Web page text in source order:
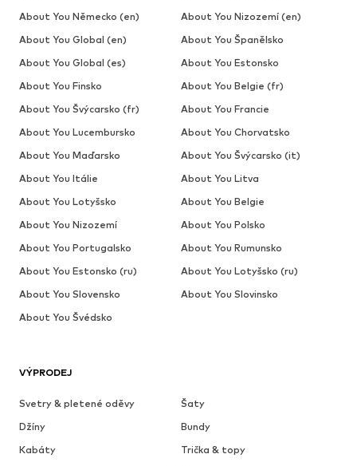
VÝPRODEJ
Svetry & pletené oděvy
Šaty
Džíny
Bundy
Kabáty
Trička & topy
About You Německo (en)
About You Nizozemí (en)
About You Global (en)
About You Španělsko
About You Global (es)
About You Estonsko
About You Finsko
About You Belgie (fr)
About You Švýcarsko (fr)
About You Francie
About You Lucembursko
About You Chorvatsko
About You Maďarsko
About You Švýcarsko (it)
About You Itálie
About You Litva
About You Lotyšsko
About You Belgie
About You Nizozemí
About You Polsko
About You Portugalsko
About You Rumunsko
About You Estonsko (ru)
About You Lotyšsko (ru)
About You Slovensko
About You Slovinsko
About You Švédsko